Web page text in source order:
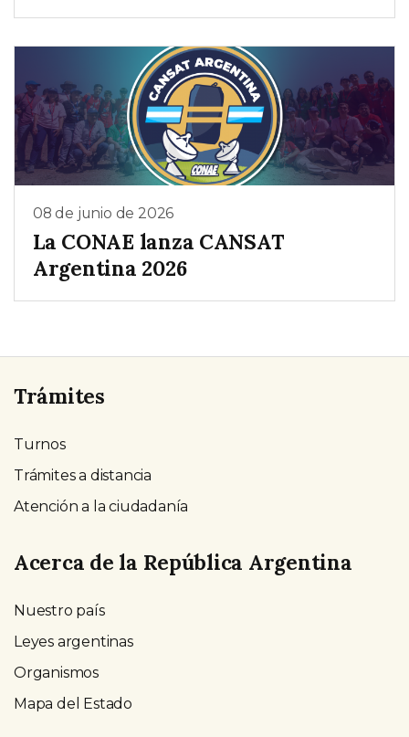
08 de junio de 2026
La CONAE lanza CANSAT
Argentina 2026
Trámites
Turnos
Trámites a distancia
Atención a la ciudadanía
Acerca de la República Argentina
Nuestro país
Leyes argentinas
Organismos
Mapa del Estado